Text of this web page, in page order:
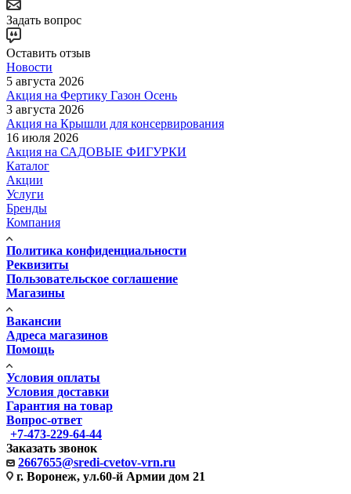
Задать вопрос
Оставить отзыв
Новости
5 августа 2026
Акция на Фертику Газон Осень
3 августа 2026
Акция на Крышли для консервирования
16 июля 2026
Акция на САДОВЫЕ ФИГУРКИ
Каталог
Акции
Услуги
Бренды
Компания
Политика конфиденциальности
Реквизиты
Пользовательское соглашение
Магазины
Вакансии
Адреса магазинов
Помощь
Условия оплаты
Условия доставки
Гарантия на товар
Вопрос-ответ
+7-473-229-64-44
Заказать звонок
2667655@sredi-cvetov-vrn.ru
г. Воронеж, ул.60-й Армии дом 21